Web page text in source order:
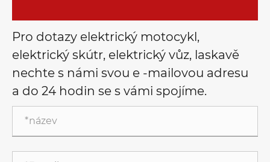
Pro dotazy elektrický motocykl,
elektrický skútr, elektrický vůz, laskavě
nechte s námi svou e -mailovou adresu
a do 24 hodin se s vámi spojíme.